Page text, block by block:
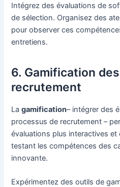
Intégrez des évaluations de
de sélection. Organisez des
pour observer ces
entretiens.
6. Gamification
recrutement
Lagamification– intégrer des
processus de recrutement –
évaluations plus interactives
testant les compétences des
innovante.
Expérimentez des outils de